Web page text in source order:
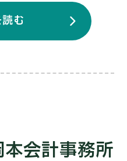
む
本会計事務所